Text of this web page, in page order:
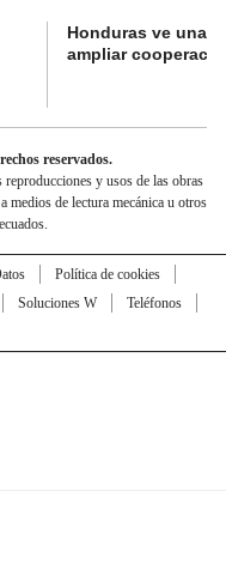
Honduras ve una
ampliar
reservados.
y usos de las obras
medios de lectura mecánica u otros
Política de cookies
Soluciones W
Teléfonos